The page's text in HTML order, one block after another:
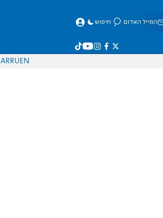
המייל האדום חיפוש
EN
RU
AR